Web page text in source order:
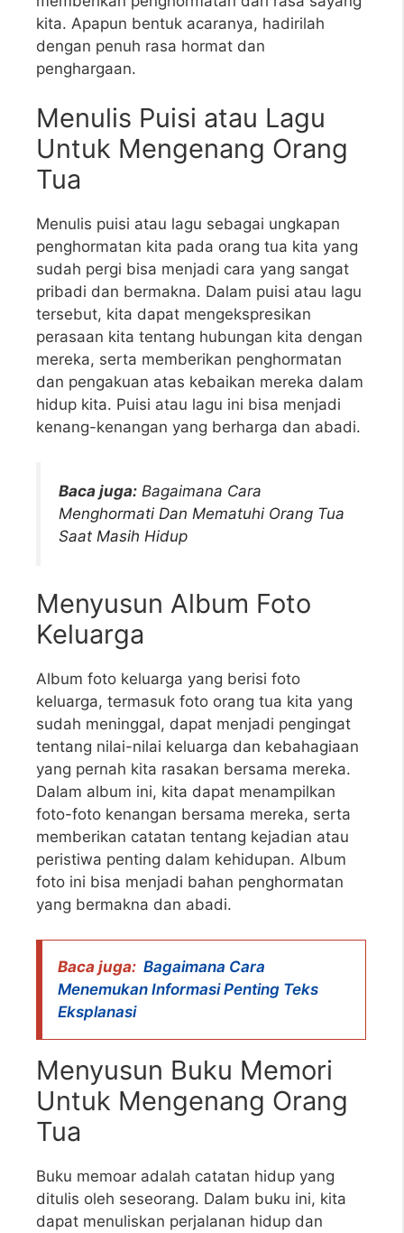
kita. Apapun bentuk acaranya, hadirilah
dengan penuh rasa hormat dan
penghargaan.
Menulis Puisi atau Lagu
Untuk Mengenang Orang
Tua
Menulis puisi atau lagu sebagai ungkapan
penghormatan kita pada orang tua kita yang
sudah pergi bisa menjadi cara yang sangat
pribadi dan bermakna. Dalam puisi atau lagu
tersebut, kita dapat mengekspresikan
perasaan kita tentang hubungan kita dengan
mereka, serta memberikan penghormatan
dan pengakuan atas kebaikan mereka dalam
hidup kita. Puisi atau lagu ini bisa menjadi
kenang-kenangan yang berharga dan abadi.
Baca juga: Bagaimana Cara
Menghormati Dan Mematuhi Orang Tua
Saat Masih Hidup
Menyusun Album Foto
Keluarga
Album foto keluarga yang berisi foto
keluarga, termasuk foto orang tua kita yang
sudah meninggal, dapat menjadi pengingat
tentang nilai-nilai keluarga dan kebahagiaan
yang pernah kita rasakan bersama mereka.
Dalam album ini, kita dapat menampilkan
foto-foto kenangan bersama mereka, serta
memberikan catatan tentang kejadian atau
peristiwa penting dalam kehidupan. Album
foto ini bisa menjadi bahan penghormatan
yang bermakna dan abadi.
Baca juga: Bagaimana Cara
Menemukan Informasi Penting Teks
Eksplanasi
Menyusun Buku Memori
Untuk Mengenang Orang
Tua
Buku memoar adalah catatan hidup yang
ditulis oleh seseorang. Dalam buku ini, kita
dapat menuliskan perjalanan hidup dan